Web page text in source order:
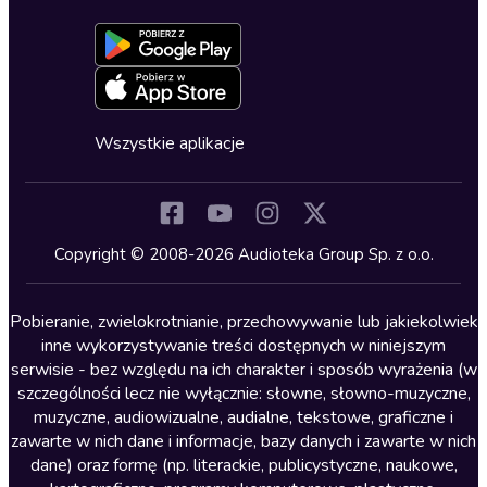
Dla młodzieży
Kryminały
Lektury szkolne
Literatura anglojęzyczna
Literatura faktu
Literatura obyczajowa
Literatura piękna obca
Literatura piękna polska
Formularz zgłaszania nielegalnych treści
Deklaracja dostępności
Oferta dla firm i bibliotek
Dołącz do newslettera
Blog
Zapowiedzi
Cykle audiobooków
Wszystkie aplikacje
Copyright © 2008-2026 Audioteka Group Sp. z o.o.
Pobieranie, zwielokrotnianie, przechowywanie lub jakiekolwiek
inne wykorzystywanie treści dostępnych w niniejszym
serwisie - bez względu na ich charakter i sposób wyrażenia (w
szczególności lecz nie wyłącznie: słowne, słowno-muzyczne,
muzyczne, audiowizualne, audialne, tekstowe, graficzne i
zawarte w nich dane i informacje, bazy danych i zawarte w nich
dane) oraz formę (np. literackie, publicystyczne, naukowe,